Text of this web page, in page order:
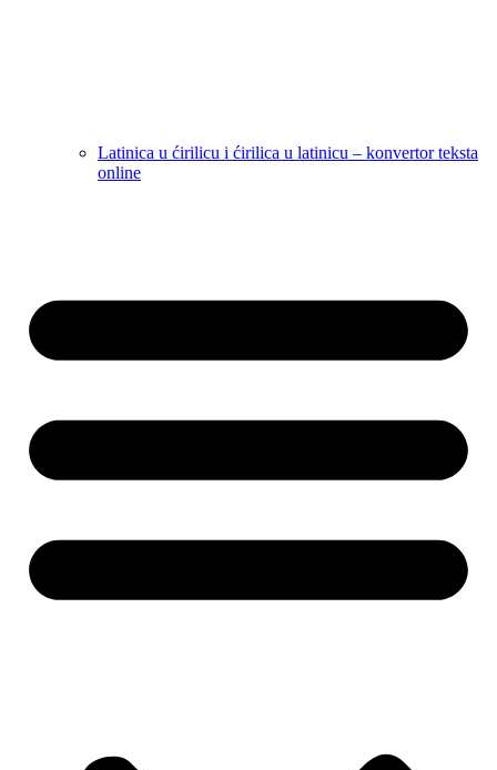
Latinica u ćirilicu i ćirilica u latinicu – konvertor teksta
online